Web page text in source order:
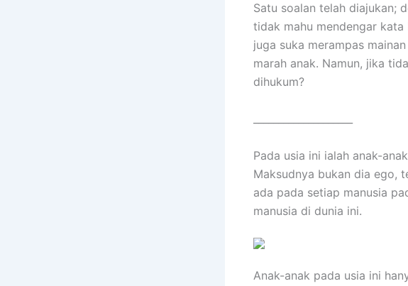
Satu soalan telah diajukan;
tidak mahu mendengar
juga suka merampas
marah anak. Namun, jika
dihukum?
Pada usia ini ialah anak-
Maksudnya bukan dia ego,
ada pada setiap manusia
manusia di dunia ini.
Anak-anak pada usia ini